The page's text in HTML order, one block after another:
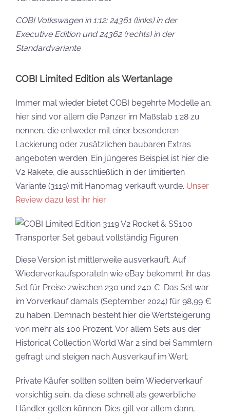
COBI Volkswagen in 1:12: 24361 (links) in der
Executive Edition und 24362 (rechts) in der
Standardvariante
COBI Limited Edition als Wertanlage
Immer mal wieder bietet COBI begehrte Modelle an,
hier sind vor allem die Panzer im Maßstab 1:28 zu
nennen, die entweder mit einer besonderen
Lackierung oder zusätzlichen baubaren Extras
angeboten werden. Ein jüngeres Beispiel ist hier die
V2 Rakete, die ausschließlich in der limitierten
Variante (3119) mit Hanomag verkauft wurde. Unser
Review dazu lest ihr hier.
Diese Version ist mittlerweile ausverkauft. Auf
Wiederverkaufsporateln wie eBay bekommt ihr das
Set für Preise zwischen 230 und 240 €. Das Set war
im Vorverkauf damals (September 2024) für 98,99 €
zu haben. Demnach besteht hier die Wertsteigerung
von mehr als 100 Prozent. Vor allem Sets aus der
Historical Collection World War 2 sind bei Sammlern
gefragt und steigen nach Ausverkauf im Wert.
Private Käufer sollten sollten beim Wiederverkauf
vorsichtig sein, da diese schnell als gewerbliche
Händler gelten können. Dies gilt vor allem dann,